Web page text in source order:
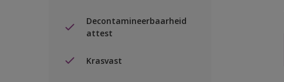
Decontamineerbaarheid
attest
Krasvast